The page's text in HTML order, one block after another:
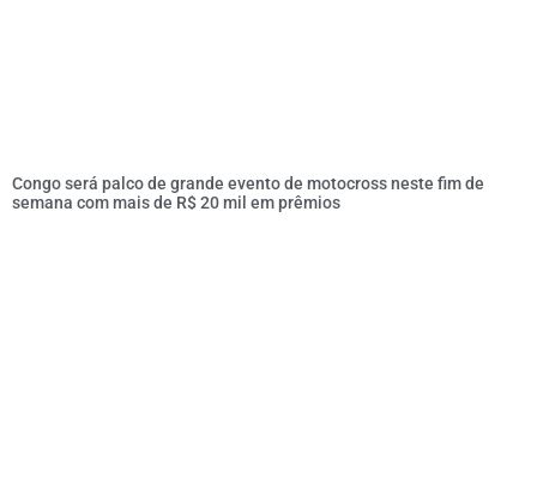
Congo será palco de grande evento de motocross neste fim de
semana com mais de R$ 20 mil em prêmios